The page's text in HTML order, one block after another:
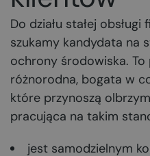
Do działu stałej
szukamy kandydata na
ochrony środowiska. To
różnorodna, bogata w
które przynoszą
pracująca na takim
jest samodzielnym